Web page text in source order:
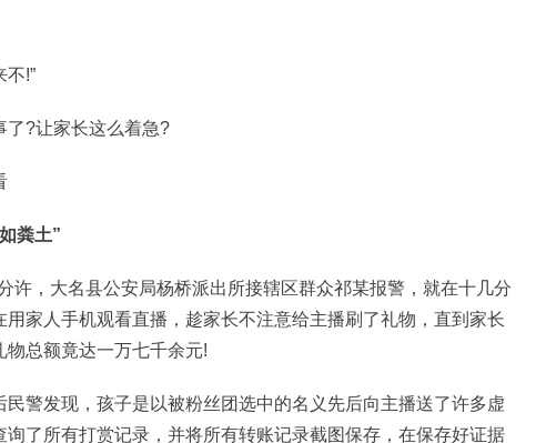
!”
?让家长这么着急?
粪土”
，大名县公安局杨桥派出所接辖区群众祁某报警，就在十几分
用家人手机观看直播，趁家长不注意给主播刷了礼物，直到家长
物总额竟达一万七千余元!
发现，孩子是以被粉丝团选中的名义先后向主播送了许多虚
询了所有打赏记录，并将所有转账记录截图保存，在保存好证据